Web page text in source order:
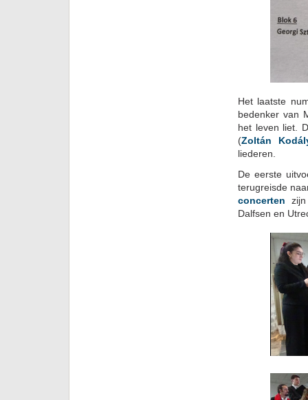
Het laatste
bedenker van
het leven liet.
(Zoltán
liederen.
De eerste
terugreisde
concerten
Dalfsen en